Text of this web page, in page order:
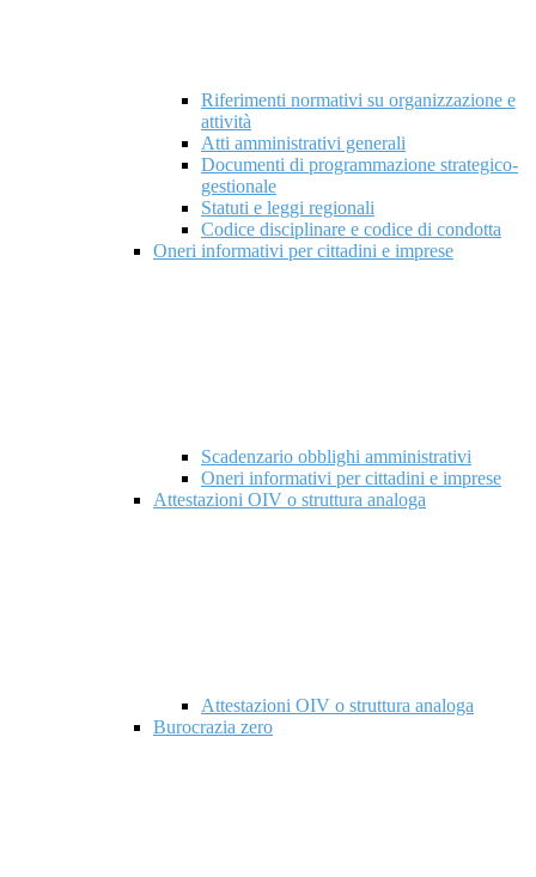
Riferimenti normativi su organizzazione e
attività
Atti amministrativi generali
Documenti di programmazione strategico-
gestionale
Statuti e leggi regionali
Codice disciplinare e codice di condotta
Oneri informativi per cittadini e imprese
Scadenzario obblighi amministrativi
Oneri informativi per cittadini e imprese
Attestazioni OIV o struttura analoga
Attestazioni OIV o struttura analoga
Burocrazia zero